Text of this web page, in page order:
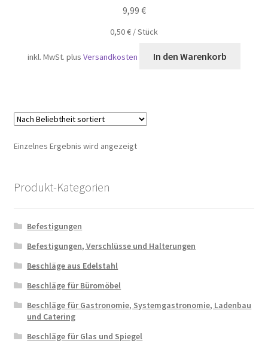
9,99 €
0,50€ /Stück
inkl. MwSt. plusVersandkosten In den Warenkorb
Einzelnes Ergebnis wird angezeigt
Produkt-Kategorien
Befestigungen
Befestigungen, Verschlüsse und Halterungen
Beschläge aus Edelstahl
Beschläge für Büromöbel
Beschläge für Gastronomie, Systemgastronomie, Ladenbau
und Catering
Beschläge für Glas und Spiegel